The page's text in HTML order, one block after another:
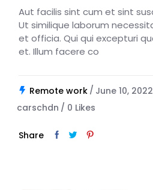
Aut facilis sint cum et sint
Ut similique laborum
et officia. Qui qui excepturi
et. Illum facere co
Remote work June 10, 2022
carschdn
0 Likes
Share